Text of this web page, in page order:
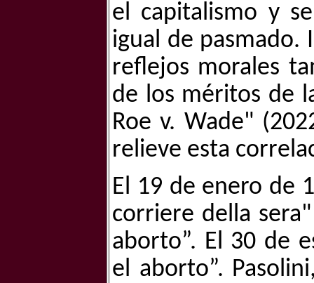
el capitalismo y
igual de pasmado.
reflejos morales
de los méritos de
Roe v. Wade"
relieve esta
El 19 de enero de
corriere della
aborto”. El 30 de
el aborto”.